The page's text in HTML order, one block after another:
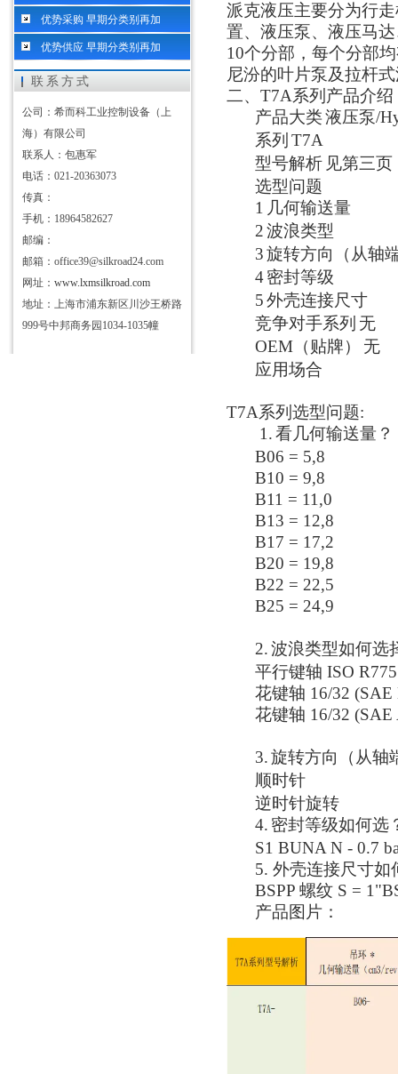
优势采购 早期分类别再加
优势供应 早期分类别再加
联系方式
公司：希而科工业控制设备（上
海）有限公司
联系人：包惠军
电话：021-20363073
传真：
手机：18964582627
邮编：
邮箱：office39@silkroad24.com
网址： www.lxmsilkroad.com
地址：上海市浦东新区川沙王桥路
999号中邦商务园1034-1035幢
派克液压主要分为行
置、液压泵、液压马
10个分部，每个分部
尼汾的叶片泵及拉杆
二、 T7A系列产品介绍
产品大类液压泵/
系列 T7A
型号解析 见第三页
选型问题
1 几何输送量
2波浪类型
3旋转方向（从轴
4密封等级
5外壳连接尺寸
竞争对手系列 无
OEM（贴牌）
无
应用场合
T7A系列选型问题:
1.看几何输送量？
B06 = 5,8
B10 = 9,8
B11 = 11,0
B13 = 12,8
B17 = 17,2
B20 = 19,8
B22 = 22,5
B25 = 24,9
2.波浪类型如何选
平行键轴 ISO
花键轴 16/32
花键轴 16/32
3.旋转方向（从轴
顺时针
逆时针旋转
4. 密封等级如何选
S1 BUNA N -
5. 外壳连接尺寸如
BSPP 螺纹 S =
产品图片：